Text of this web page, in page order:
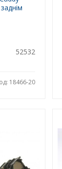
52532
18466-20